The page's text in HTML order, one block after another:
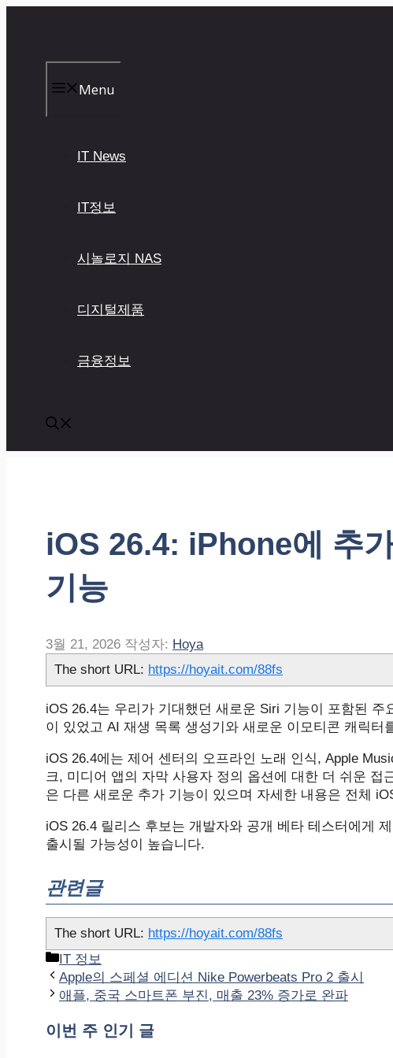
Menu
IT News
IT정보
시놀로지 NAS
디지털제품
금융정보
iOS 26.4: iPhone에 추
기능
3월 21, 2026 작성자: Hoya
The short URL: https://hoyait.com/88fs
iOS 26.4는 우리가 기대했던 새로운 Siri 기능이 포함된
이 있었고 AI 재생 목록 생성기와 새로운 이모티콘 캐릭터
iOS 26.4에는 제어 센터의 오프라인 노래 인식, Apple
크, 미디어 앱의 자막 사용자 정의 옵션에 대한 더 쉬운 접
은 다른 새로운 추가 기능이 있으며 자세한 내용은 전체
iOS 26.4 릴리스 후보는 개발자와 공개 베타 테스터에게
출시될 가능성이 높습니다.
관련글
The short URL: https://hoyait.com/88fs
카
테
고
IT 정보
Apple의 스페셜 에디션 Nike Powerbeats Pro 2 출시
애플, 중국 스마트폰 부진, 매출 23% 증가로 완파
이번 주 인기 글